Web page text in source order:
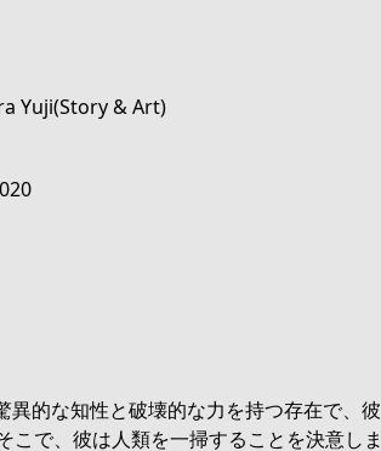
Yuji(Story & Art)
的な知性と破壊的な力を持つ存在で、彼
で、彼は人類を一掃することを決意しま